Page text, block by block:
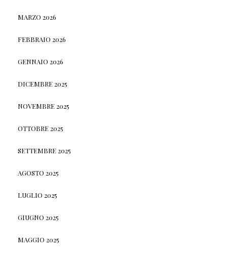
MARZO 2026
FEBBRAIO 2026
GENNAIO 2026
DICEMBRE 2025
NOVEMBRE 2025
OTTOBRE 2025
SETTEMBRE 2025
AGOSTO 2025
LUGLIO 2025
GIUGNO 2025
MAGGIO 2025